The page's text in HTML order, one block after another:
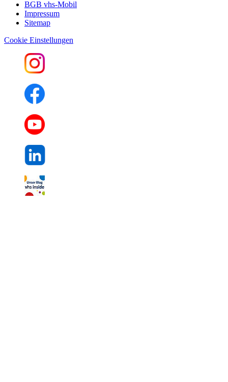
BGB vhs-Mobil
Impressum
Sitemap
Cookie Einstellungen